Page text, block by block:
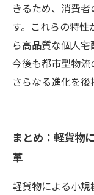
きるため、消費
す。これらの特
ら高品質な個人宅
今後も都市型物
さらなる進化を後
まとめ：軽貨物
革
軽貨物による小